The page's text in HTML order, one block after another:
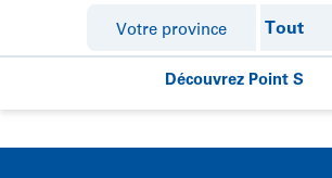
Votre province
Découvrez Point S
Notre mission, notre